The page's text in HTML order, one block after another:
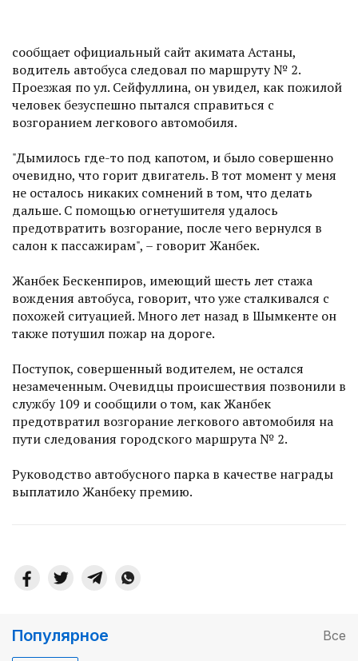
сообщает официальный сайт акимата Астаны,
водитель автобуса следовал по маршруту № 2.
Проезжая по ул. Сейфуллина, он увидел, как пожилой
человек безуспешно пытался справиться с
возгоранием легкового автомобиля.
"Дымилось где-то под капотом, и было совершенно
очевидно, что горит двигатель. В тот момент у меня
не осталось никаких сомнений в том, что делать
дальше. С помощью огнетушителя удалось
предотвратить возгорание, после чего вернулся в
салон к пассажирам", – говорит Жанбек.
Жанбек Бескенпиров, имеющий шесть лет стажа
вождения автобуса, говорит, что уже сталкивался с
похожей ситуацией. Много лет назад в Шымкенте он
также потушил пожар на дороге.
Поступок, совершенный водителем, не остался
незамеченным. Очевидцы происшествия позвонили в
службу 109 и сообщили о том, как Жанбек
предотвратил возгорание легкового автомобиля на
пути следования городского маршрута № 2.
Руководство автобусного парка в качестве награды
выплатило Жанбеку премию.
Популярное Все